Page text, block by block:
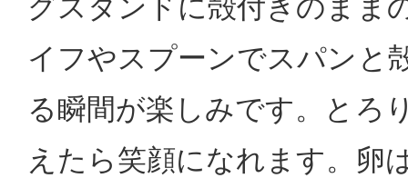
グスタンドに殻付きのまま
イフやスプーンでスパンと
る瞬間が楽しみです。とろ
えたら笑顔になれます。卵